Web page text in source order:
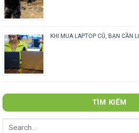
KHI MUA LAPTOP CŨ, BẠN CẦN
TÌM KIẾM